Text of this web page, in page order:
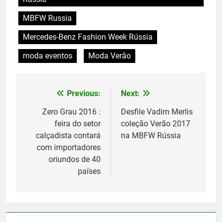
MBFW Russia
Mercedes-Benz Fashion Week Rússia
moda eventos
Moda Verão
Navegação
Post
Previous:
Zero Grau 2016 :
feira do setor
calçadista contará
com importadores
oriundos de 40
países
Next:
Desfile Vadim Merlis
coleção Verão 2017
na MBFW Rússia